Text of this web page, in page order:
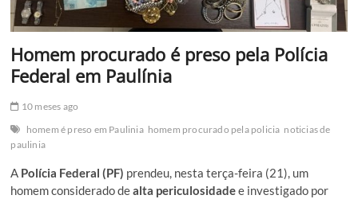
Homem procurado é preso pela Polícia
Federal em Paulínia
10 meses ago
homem é preso em Paulinia homem procurado pela policia noticias de
paulinia
A Polícia Federal (PF) prendeu, nesta terça-feira (21), um
homem considerado dealta periculosidadee investigado por